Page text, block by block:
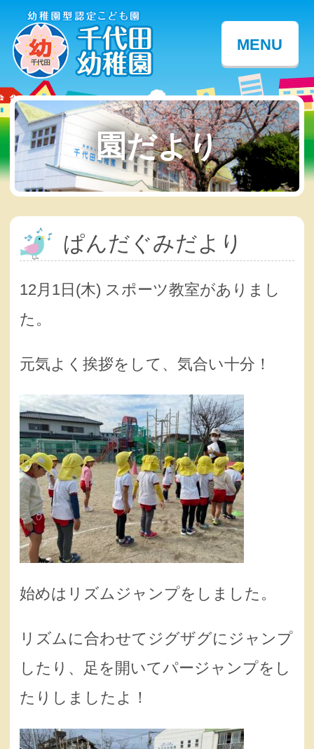
MENU
園だより
ぱんだぐみだより
12月1日(木) スポーツ教室がありまし
た。
元気よく挨拶をして、気合い十分！
始めはリズムジャンプをしました。
リズムに合わせてジグザグにジャンプ
したり、足を開いてパージャンプをし
たりしましたよ！